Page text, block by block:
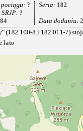
pociągu:?
SRJP:?
Seria: 182
Data dodania:
(182 100-8 i 182 011-7)
lato